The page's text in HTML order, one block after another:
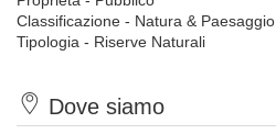
Classificazione - Natura & Paesaggio
Tipologia - Riserve Naturali
Dove siamo